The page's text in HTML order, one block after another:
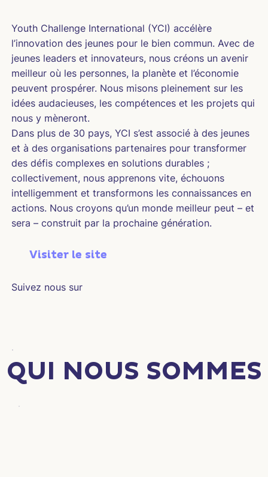
Youth Challenge International (YCI) accélère
l’innovation des jeunes pour le bien commun. Avec de
jeunes leaders et innovateurs, nous créons un avenir
meilleur où les personnes, la planète et l’économie
peuvent prospérer. Nous misons pleinement sur les
idées audacieuses, les compétences et les projets qui
nous y mèneront.
Dans plus de 30 pays, YCI s’est associé à des jeunes
et à des organisations partenaires pour transformer
des défis complexes en solutions durables ;
collectivement, nous apprenons vite, échouons
intelligemment et transformons les connaissances en
actions. Nous croyons qu’un monde meilleur peut – et
sera – construit par la prochaine génération.
Visiter le site
Suivez nous sur
QUI NOUS SOMMES